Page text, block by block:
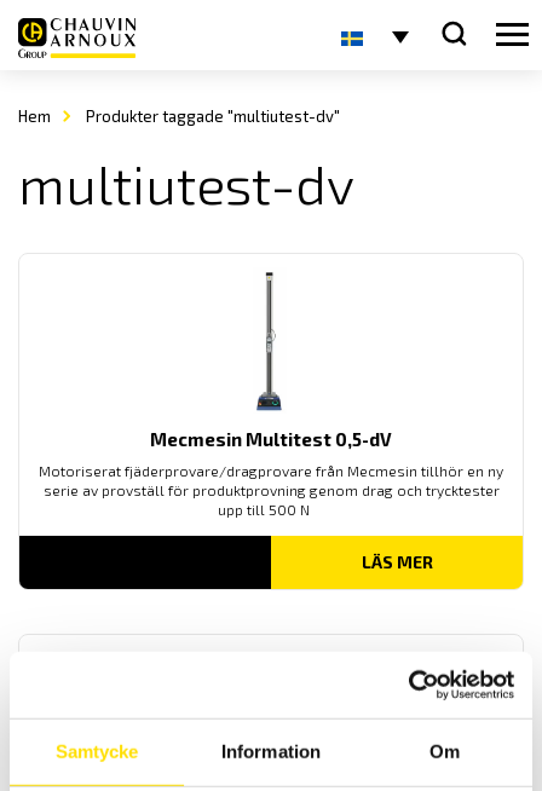
Samtycke Information Om
Hem Produkter taggade "multiutest-dv"
multiutest-dv
Mecmesin Multitest 0,5-dV
Motoriserat fjäderprovare/dragprovare från Mecmesin tillhör en ny
serie av provställ för produktprovning genom drag och trycktester
upp till 500 N
LÄS MER